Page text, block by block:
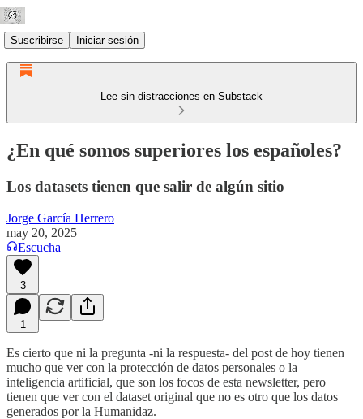
Suscribirse Iniciar sesión
Lee sin distracciones en Substack
¿En qué somos superiores los españoles?
Los datasets tienen que salir de algún sitio
Jorge García Herrero
may 20, 2025
Escucha
3
1
Es cierto que ni la pregunta -ni la respuesta- del post de hoy tienen
mucho que ver con la protección de datos personales o la
inteligencia artificial, que son los focos de esta newsletter, pero
tienen que ver con el dataset original que no es otro que los datos
generados por la Humanidaz.